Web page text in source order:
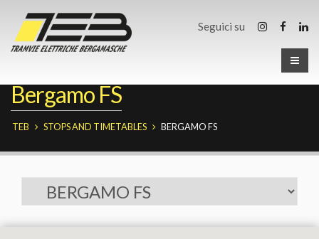
Seguici su
Bergamo FS
TEB STOPS AND TIMETABLES BERGAMO FS
Fermate